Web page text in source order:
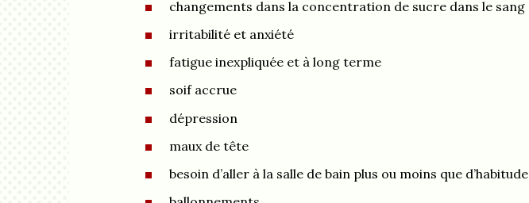
changements dans la concentration de sucre dans le sang
irritabilité et anxiété
fatigue inexpliquée et à long terme
soif accrue
dépression
maux de tête
besoin d’aller à la salle de bain plus ou moins que d’habitude